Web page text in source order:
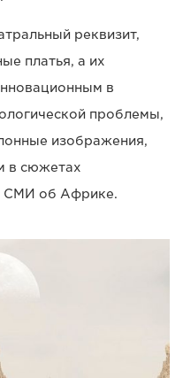
реквизит,
платья, а их
в
проблемы,
изображения,
в сюжетах
СМИ об Африке.